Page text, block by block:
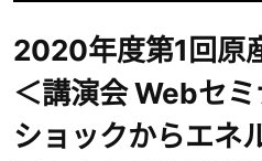
2020年度第1回原
＜講演会 Webセ
ショックからエネ